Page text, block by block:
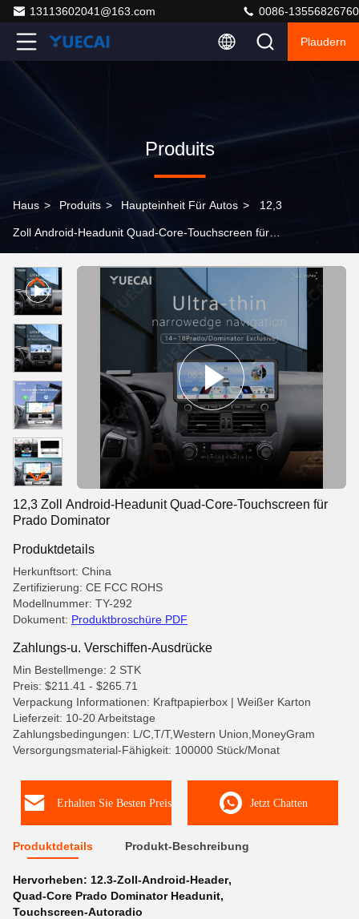
13113602041@163.com 0086-13556826760
Plaudern
Produits
Haus > Produits > Haupteinheit Für Autos > 12,3
Zoll Android-Headunit Quad-Core-Touchscreen für
12,3 Zoll Android-Headunit Quad-Core-Touchscreen für
Prado Dominator
Produktdetails
Herkunftsort: China
Zertifizierung: CE FCC ROHS
Modellnummer: TY-292
Dokument: Produktbroschüre PDF
Zahlungs-u. Verschiffen-Ausdrücke
Min Bestellmenge: 2 STK
Preis: $211.41 - $265.71
Verpackung Informationen: Kraftpapierbox | Weißer Karton
Lieferzeit: 10-20 Arbeitstage
Zahlungsbedingungen: L/C,T/T,Western Union,MoneyGram
Versorgungsmaterial-Fähigkeit: 100000 Stück/Monat
Erhalten Sie Besten Preis Jetzt Chatten
Produktdetails Produkt-Beschreibung
Hervorheben: 12.3-Zoll-Android-Header,
Quad-Core Prado Dominator Headunit,
Touchscreen-Autoradio